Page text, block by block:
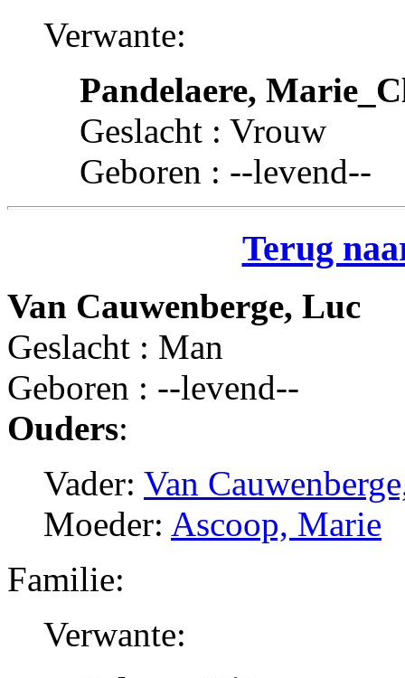
Verwante:
Pandelaere,
Geslacht : Vrouw
Geboren : --levend--
Terug
Van Cauwenberge, Luc
Geslacht : Man
Geboren : --levend--
Ouders:
Vader: Van
Moeder: Ascoop, Marie
Familie:
Verwante: